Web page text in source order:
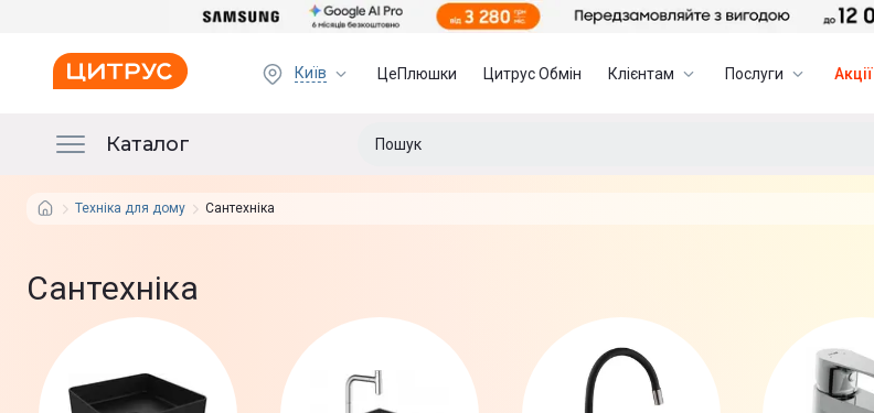
Київ ЦеПлюшки Цитрус Обмін Клієнтам Послуги Акції
Каталог
Техніка для дому Сантехніка
Сантехніка